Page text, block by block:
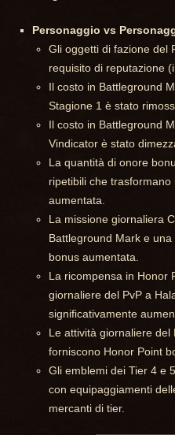
Personaggio vs
Gli oggetti di fazione del
requisito di reputazione
Il costo in Battleground
Stagione 1 è stato
Il costo in Battleground
Vindicator è stato
La quantità di onore
ripetibili che
aumentata.
La missione giornaliera
Battleground Mark e
bonus aumentata.
La ricompensa in Honor
giornaliere del PvP a
significativamente
Le attività giornaliere del
forniscono Honor Point
Gli emblemi dei Tier 4 e
con equipaggiamenti
mercanti di tier.